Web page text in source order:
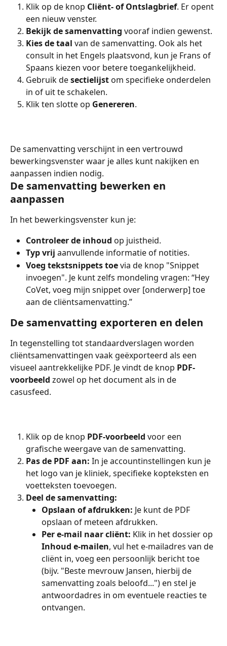
Klik op de knop Cliënt- of Ontslagbrief. Er opent
een nieuw venster.
Bekijk de samenvatting vooraf indien gewenst.
Kies de taal van de samenvatting. Ook als het
consult in het Engels plaatsvond, kun je Frans of
Spaans kiezen voor betere toegankelijkheid.
Gebruik de sectielijst om specifieke onderdelen
in of uit te schakelen.
Klik ten slotte op Genereren.
De samenvatting verschijnt in een vertrouwd
bewerkingsvenster waar je alles kunt nakijken en
aanpassen indien nodig.
De samenvatting bewerken en
aanpassen
In het bewerkingsvenster kun je:
Controleer de inhoud op juistheid.
Typ vrij aanvullende informatie of notities.
Voeg tekstsnippets toe via de knop "Snippet
invoegen". Je kunt zelfs mondeling vragen: “Hey
CoVet, voeg mijn snippet over [onderwerp] toe
aan de cliëntsamenvatting.”
De samenvatting exporteren en delen
In tegenstelling tot standaardverslagen worden
cliëntsamenvattingen vaak geëxporteerd als een
visueel aantrekkelijke PDF. Je vindt de knop PDF-
voorbeeld zowel op het document als in de
casusfeed.
Klik op de knop PDF-voorbeeld voor een
grafische weergave van de samenvatting.
Pas de PDF aan: In je accountinstellingen kun je
het logo van je kliniek, specifieke kopteksten en
voetteksten toevoegen.
Deel de samenvatting:
Opslaan of afdrukken: Je kunt de PDF
opslaan of meteen afdrukken.
Per e-mail naar cliënt: Klik in het dossier op
Inhoud e-mailen, vul het e-mailadres van de
cliënt in, voeg een persoonlijk bericht toe
(bijv. "Beste mevrouw Jansen, hierbij de
samenvatting zoals beloofd...") en stel je
antwoordadres in om eventuele reacties te
ontvangen.